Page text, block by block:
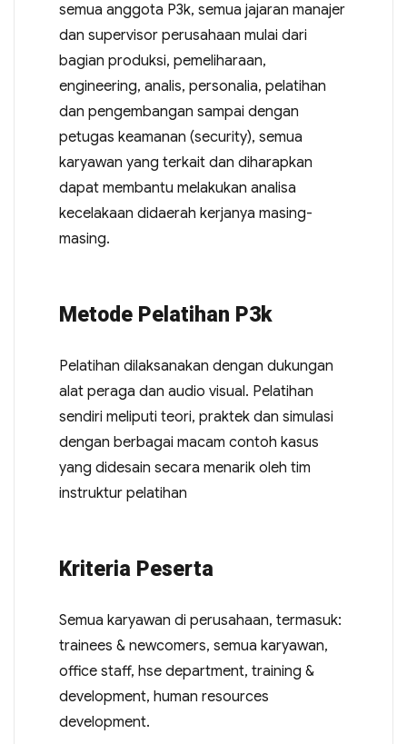
semua anggota P3k, semua jajaran manajer
dan supervisor perusahaan mulai dari
bagian produksi, pemeliharaan,
engineering, analis, personalia, pelatihan
dan pengembangan sampai dengan
petugas keamanan (security), semua
karyawan yang terkait dan diharapkan
dapat membantu melakukan analisa
kecelakaan didaerah kerjanya masing-
masing.
Metode Pelatihan P3k
Pelatihan dilaksanakan dengan dukungan
alat peraga dan audio visual. Pelatihan
sendiri meliputi teori, praktek dan simulasi
dengan berbagai macam contoh kasus
yang didesain secara menarik oleh tim
instruktur pelatihan
Kriteria Peserta
Semua karyawan di perusahaan, termasuk:
trainees & newcomers, semua karyawan,
office staff, hse department, training &
development, human resources
development.